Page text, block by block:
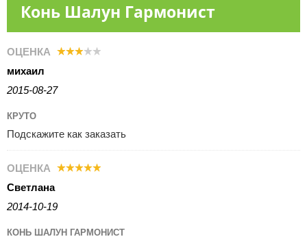
Конь Шалун Гармонист
ОЦЕНКА
михаил
2015-08-27
КРУТО
Подскажите как заказать
ОЦЕНКА
Светлана
2014-10-19
КОНЬ ШАЛУН ГАРМОНИСТ